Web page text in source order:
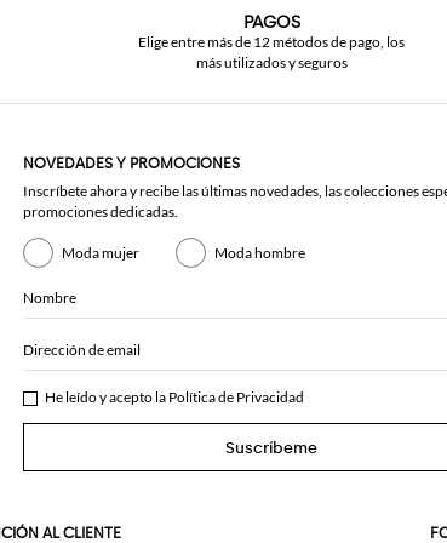
PAGOS
Elige entre más de 12 métodos de pago, los
más utilizados y seguros
NOVEDADES Y PROMOCIONES
Inscríbete ahora y recibe las últimas novedades, las colecciones
promociones dedicadas.
Moda mujer Moda hombre
Nombre
Dirección de email
He leído y acepto la Política de Privacidad
Suscríbeme
AL CLIENTE